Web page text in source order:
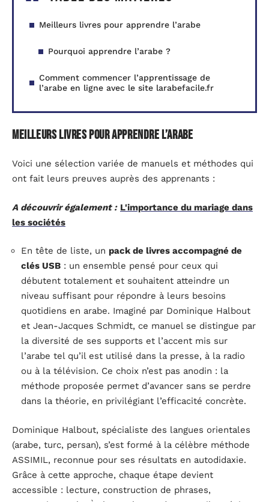
Meilleurs livres pour apprendre l’arabe
Pourquoi apprendre l’arabe ?
Comment commencer l’apprentissage de
l’arabe en ligne avec le site larabefacile.fr
Meilleurs livres pour apprendre l’arabe
Voici une sélection variée de manuels et méthodes qui
ont fait leurs preuves auprès des apprenants :
A découvrir également : L'importance du mariage dans
les sociétés
En tête de liste, un pack de livres accompagné de
clés USB : un ensemble pensé pour ceux qui
débutent totalement et souhaitent atteindre un
niveau suffisant pour répondre à leurs besoins
quotidiens en arabe. Imaginé par Dominique Halbout
et Jean-Jacques Schmidt, ce manuel se distingue par
la diversité de ses supports et l’accent mis sur
l’arabe tel qu’il est utilisé dans la presse, à la radio
ou à la télévision. Ce choix n’est pas anodin : la
méthode proposée permet d’avancer sans se perdre
dans la théorie, en privilégiant l’efficacité concrète.
Dominique Halbout, spécialiste des langues orientales
(arabe, turc, persan), s’est formé à la célèbre méthode
ASSIMIL, reconnue pour ses résultats en autodidaxie.
Grâce à cette approche, chaque étape devient
accessible : lecture, construction de phrases,